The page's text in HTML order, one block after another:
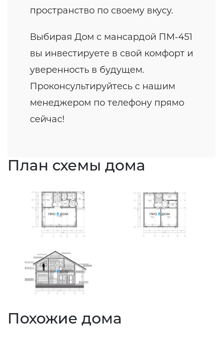
пространство по своему вкусу.
Выбирая Дом с мансардой ПМ-451
вы инвестируете в свой комфорт и
уверенность в будущем.
Проконсультируйтесь с нашим
менеджером по телефону прямо
сейчас!
План схемы дома
Похожие дома